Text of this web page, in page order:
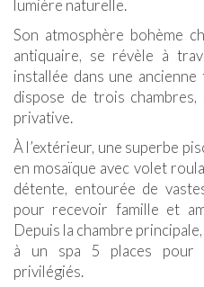
lumière naturelle.
Son atmosphère bohème
antiquaire, se révèle à
installée dans une
dispose de trois chambres,
privative.
À l’extérieur, une superbe
en mosaïque avec volet
détente, entourée de
pour recevoir famille et
Depuis la chambre
à un spa 5 places pour
privilégiés.